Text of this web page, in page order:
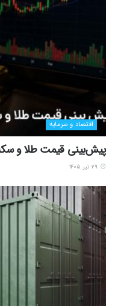
اقتصاد و سرمایه
پیش‌بینی قیمت طلا و سکه